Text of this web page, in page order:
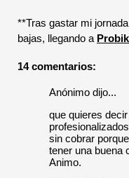
**Tras gastar mi
bajas, llegando a
14 comentarios:
Anónimo dijo...
que quieres
sin cobrar
tener una buena
Animo.